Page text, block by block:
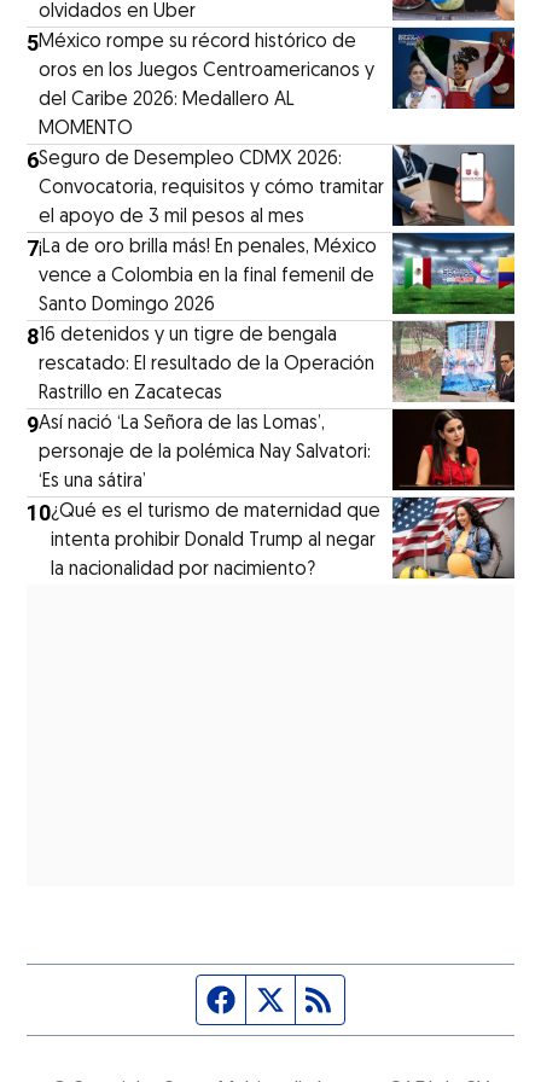
olvidados en Uber
5México rompe su récord histórico de
oros en los Juegos Centroamericanos y
del Caribe 2026: Medallero AL
MOMENTO
6Seguro de Desempleo CDMX 2026:
Convocatoria, requisitos y cómo tramitar
el apoyo de 3 mil pesos al mes
7¡La de oro brilla más! En penales, México
vence a Colombia en la final femenil de
Santo Domingo 2026
8 16 detenidos y un tigre de bengala
rescatado: El resultado de la Operación
Rastrillo en Zacatecas
9⁠Así nació ‘La Señora de las Lomas’,
personaje de la polémica Nay Salvatori:
‘Es una sátira’
10¿Qué es el turismo de maternidad que
intenta prohibir Donald Trump al negar
la nacionalidad por nacimiento?
Página de Facebook
Fuente Twitter